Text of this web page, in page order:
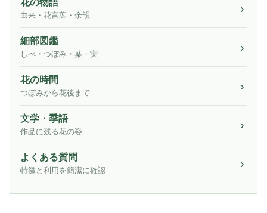
花の物語
由来・花言葉・余韻
細部図鑑
しべ・つぼみ・葉・実
花の時間
つぼみから花後まで
文学・季語
作品に残る花の姿
よくある質問
特徴と利用を簡潔に確認